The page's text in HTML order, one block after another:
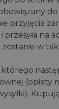
przyjęcia
przesyła
w